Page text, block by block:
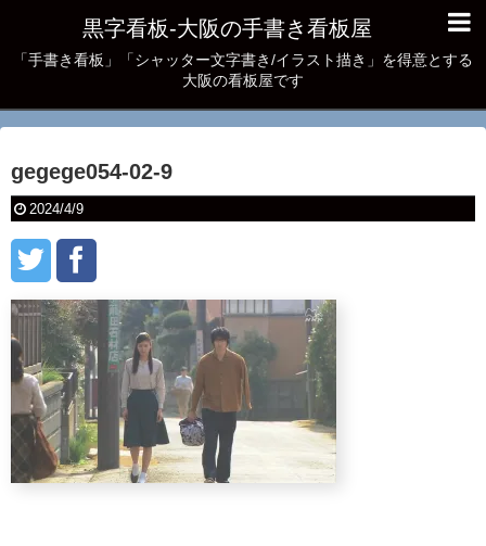
黒字看板‐大阪の手書き看板屋
「手書き看板」「シャッター文字書き/イラスト描き」を得意とする
大阪の看板屋です
gegege054-02-9
2024/4/9